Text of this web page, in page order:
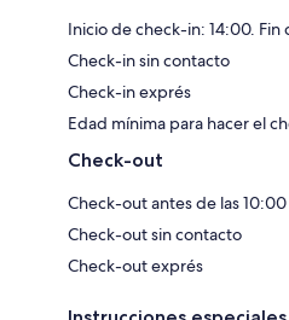
Inicio de check-in: 14:00.
Check-in sin contacto
Check-in exprés
Edad mínima para hacer el
Check-out
Check-out antes de las 10:00
Check-out sin contacto
Check-out exprés